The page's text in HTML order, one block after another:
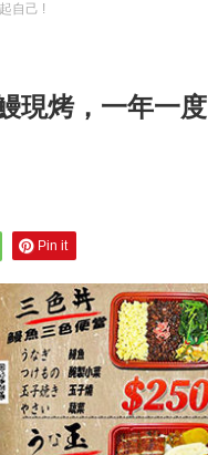
自己 !
現烤，一年一度
Pin it